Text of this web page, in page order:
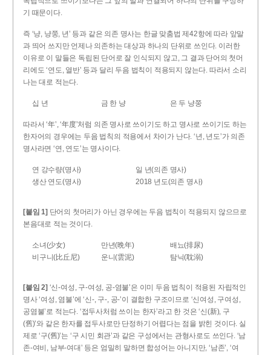
기 때문이다.
즉 ‘냥, 냥쭝, 년’ 등과 같은 의존 명사는 한글 맞춤법 제42항에 따라 앞말
과 띄어 쓰지만 언제나 의존하는 대상과 하나의 단위로 쓰인다. 이러한
이유로 이 말들은 독립된 단어로 잘 인식되지 않고, 그 결과 단어의 첫머
리에도 ‘연도, 열반’ 등과 달리 두음 법칙이 적용되지 않는다. 따라서 소리
나는 대로 적는다.
십 년 금 한 냥 은 두 냥쭝
따라서 ‘年’, ‘年度’처럼 의존 명사로 쓰이기도 하고 명사로 쓰이기도 하는
한자어의 경우에는 두음 법칙의 적용에서 차이가 난다. ‘년, 년도’가 의존
명사라면 ‘연, 연도’는 명사이다.
연 강수량(명사)
일 년(의존 명사)
생산 연도(명사)
2018 년도(의존 명사)
[붙임 1] 단어의 첫머리가 아닌 경우에는 두음 법칙이 적용되지 않으므로
본음대로 적는 것이다.
소녀(少女) 만년(晩年)
배뇨(排尿)
비구니(比丘尼)
운니(雲泥) 탐닉(耽溺)
[붙임 2] ‘신-여성, 구-여성, 공-염불’은 이미 두음 법칙이 적용된 자립적인
명사 ‘여성, 염불’에 ‘신-, 구-, 공-’이 결합한 구조이므로 ‘신여성, 구여성,
공염불’로 적는다. ‘접두사처럼 쓰이는 한자’라고 한 것은 ‘신(新), 구
(舊)’와 같은 한자를 접두사로만 단정하기 어렵다는 점을 밝힌 것이다. 실
제로 ‘구(舊)’는 ‘구 시민 회관’과 같은 구성에서는 관형사로도 쓰인다. ‘남
존­-여비, 남부-­여대’ 등은 엄밀히 말하면 합성어는 아니지만, ‘남존’, ‘여